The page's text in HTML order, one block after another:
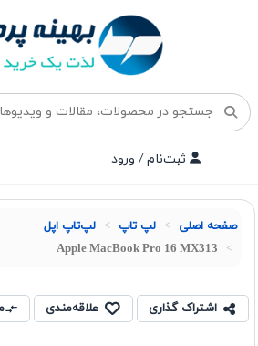
ثبت‌نام / ورود
صفحه اصلی لپ تاپ لپ‌تاپ اپل
Apple MacBook Pro 16 MX313
اشتراک گذاری علاقه‌مندی